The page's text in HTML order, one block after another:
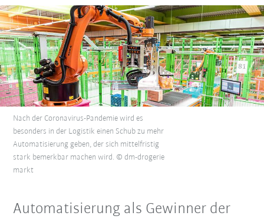
Nach der Coronavirus-Pandemie wird es
besonders in der Logistik einen Schub zu mehr
Automatisierung geben, der sich mittelfristig
stark bemerkbar machen wird. © dm-drogerie
markt
Automatisierung als Gewinner der